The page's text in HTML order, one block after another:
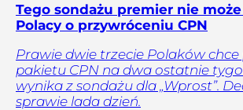
Tego sondażu premier nie
Polacy o przywróceniu CPN
Prawie dwie trzecie Polaków
pakietu CPN na dwa ostatnie
wynika z sondażu dla „Wprost”.
sprawie lada dzień.